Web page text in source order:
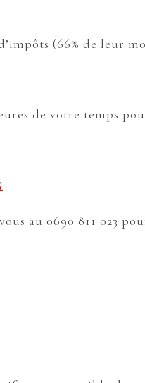
(66% de leur
de votre temps
au 0690 811 023